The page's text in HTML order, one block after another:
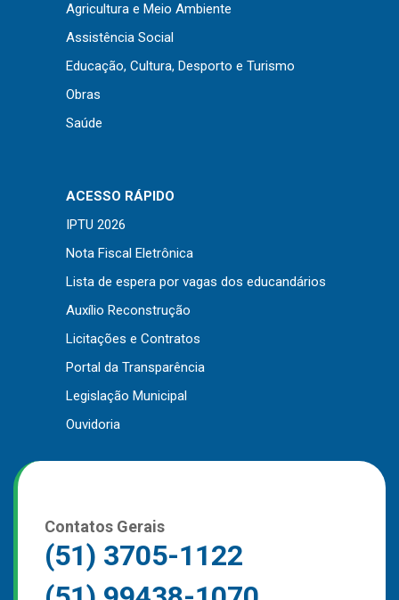
Agricultura e Meio Ambiente
Assistência Social
Educação, Cultura, Desporto e Turismo
Obras
Saúde
ACESSO RÁPIDO
IPTU 2026
Nota Fiscal Eletrônica
Lista de espera por vagas dos educandários
Auxílio Reconstrução
Licitações e Contratos
Portal da Transparência
Legislação Municipal
Ouvidoria
Contatos Gerais
(51) 3705-1122